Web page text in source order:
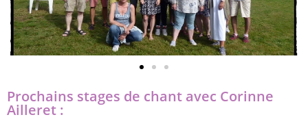
Prochains stages de chant avec Corinne
Ailleret :